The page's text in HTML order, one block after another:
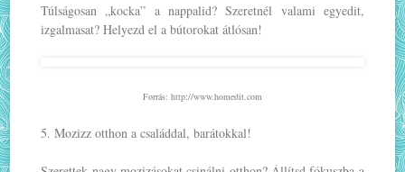
Túlságosan „kocka” a nappalid? Szeretnél valami egyedit,
izgalmasat? Helyezd el a bútorokat átlósan!
Forrás: http://www.homedit.com
5. Mozizz otthon a családdal, barátokkal!